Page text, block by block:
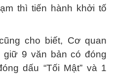
thì tiến hành khởi tố
cho biết, Cơ quan
giữ 9 văn bản có đóng
dấu “Tối Mật” và 1